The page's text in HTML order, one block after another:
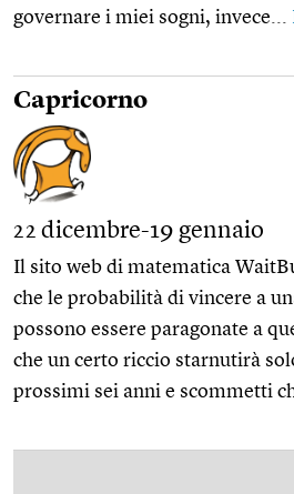
governare i miei sogni, invece...
Capricorno
22 dicembre-19 gennaio
Il sito web di matematica
che le probabilità di vincere a
possono essere paragonate a
che un certo riccio starnutirà
prossimi sei anni e scommetti